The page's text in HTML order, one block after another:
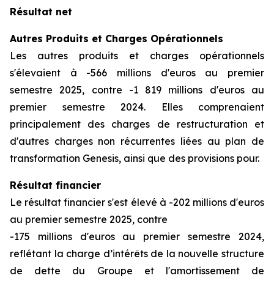
Résultat net
Autres Produits et Charges Opérationnels
Les autres produits et charges opérationnels
s'élevaient à -566 millions d'euros au premier
semestre 2025, contre -1 819 millions d'euros au
premier semestre 2024. Elles comprenaient
principalement des charges de restructuration et
d'autres charges non récurrentes liées au plan de
transformation Genesis, ainsi que des provisions pour.
Résultat financier
Le résultat financier s'est élevé à -202 millions d'euros
au premier semestre 2025, contre
-175 millions d'euros au premier semestre 2024,
reflétant la charge d’intérêts de la nouvelle structure
de dette du Groupe et l'amortissement de